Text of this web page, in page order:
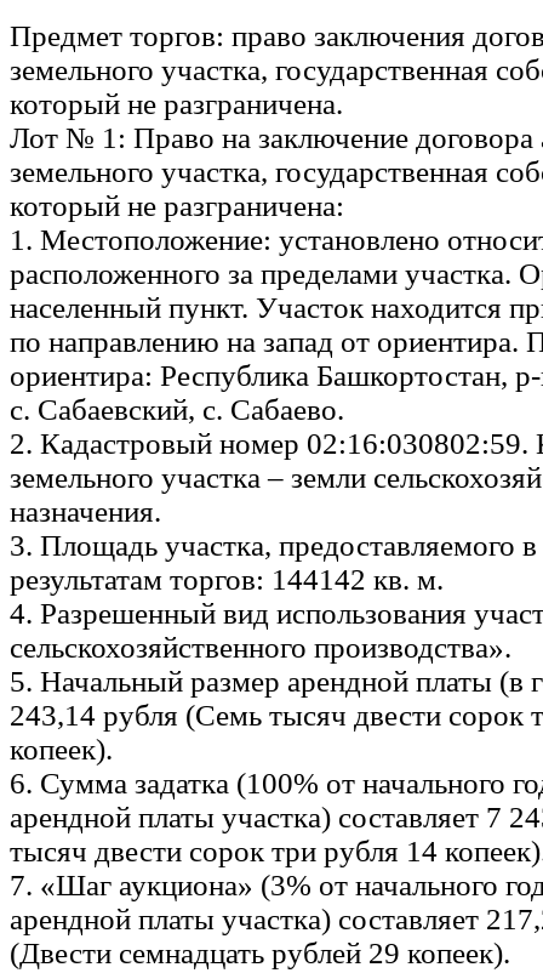
Предмет торгов: право заключения
земельного участка, государственная
который не разграничена.
Лот № 1: Право на заключение договора
земельного участка, государственная
который не разграничена:
1. Местоположение: установлено
расположенного за пределами участка.
населенный пункт. Участок находится
по направлению на запад от ориентира.
ориентира: Республика Башкортостан,
с. Сабаевский, с. Сабаево.
2. Кадастровый номер 02:16:030802:59.
земельного участка – земли
назначения.
3. Площадь участка, предоставляемого
результатам торгов: 144142 кв. м.
4. Разрешенный вид использования
сельскохозяйственного производства».
5. Начальный размер арендной платы (в
243,14 рубля (Семь тысяч двести сорок
копеек).
6. Сумма задатка (100% от начального
арендной платы участка) составляет 7
тысяч двести сорок три рубля 14
7. «Шаг аукциона» (3% от начального
арендной платы участка) составляет
(Двести семнадцать рублей 29 копеек).